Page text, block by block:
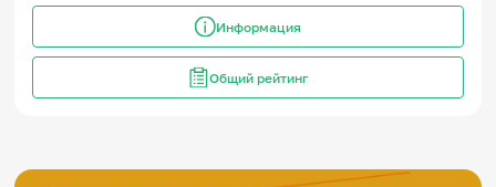
Информация
Общий рейтинг